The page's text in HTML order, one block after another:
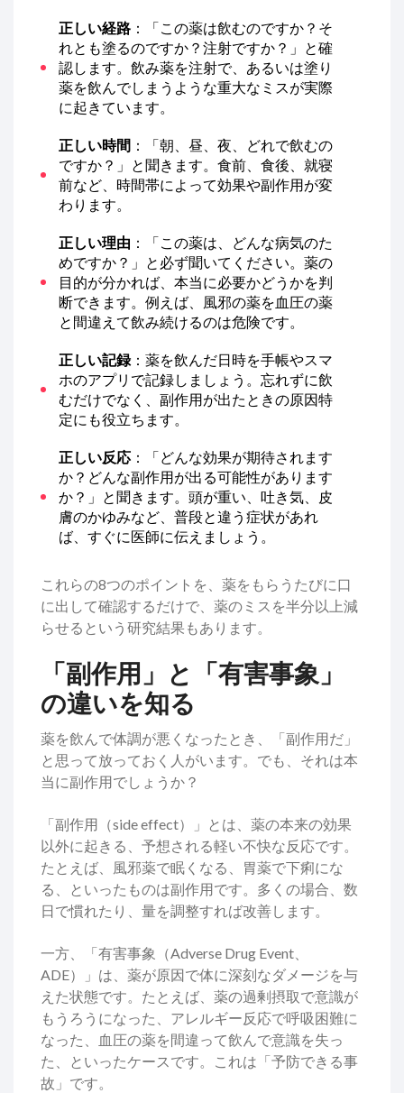
正しい経路 ：「この薬は飲むのですか？そ
れとも塗るのですか？注射ですか？」と確
認します。飲み薬を注射で、あるいは塗り
薬を飲んでしまうような重大なミスが実際
に起きています。
正しい時間 ：「朝、昼、夜、どれで飲むの
ですか？」と聞きます。食前、食後、就寝
前など、時間帯によって効果や副作用が変
わります。
正しい理由 ：「この薬は、どんな病気のた
めですか？」と必ず聞いてください。薬の
目的が分かれば、本当に必要かどうかを判
断できます。例えば、風邪の薬を血圧の薬
と間違えて飲み続けるのは危険です。
正しい記録：薬を飲んだ日時を手帳やスマ
ホのアプリで記録しましょう。忘れずに飲
むだけでなく、副作用が出たときの原因特
定にも役立ちます。
正しい反応 ：「どんな効果が期待されます
か？どんな副作用が出る可能性があります
か？」と聞きます。頭が重い、吐き気、皮
膚のかゆみなど、普段と違う症状があれ
ば、すぐに医師に伝えましょう。
これらの8つのポイントを、薬をもらうたびに口
に出して確認するだけで、薬のミスを半分以上減
らせるという研究結果もあります。
「副作用」と「有害事象」
の違いを知る
薬を飲んで体調が悪くなったとき、「副作用だ」
と思って放っておく人がいます。でも、それは本
当に副作用でしょうか？
「副作用（side effect）」とは、薬の本来の効果
以外に起きる、予想される軽い不快な反応です。
たとえば、風邪薬で眠くなる、胃薬で下痢にな
る、といったものは副作用です。多くの場合、数
日で慣れたり、量を調整すれば改善します。
一方、「有害事象（Adverse Drug Event、
ADE）」は、薬が原因で体に深刻なダメージを与
えた状態です。たとえば、薬の過剰摂取で意識が
もうろうになった、アレルギー反応で呼吸困難に
なった、血圧の薬を間違って飲んで意識を失っ
た、といったケースです。これは「予防できる事
故」です。